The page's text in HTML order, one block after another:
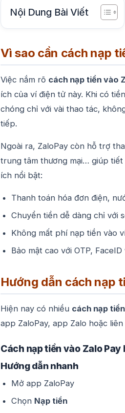
Nội Dung Bài Viết
Vì sao cần cách nạp
Việc nắm rõ cách nạp tiền vào
ích của ví điện tử này. Khi có
chóng chỉ với vài thao tác,
tiếp.
Ngoài ra, ZaloPay còn hỗ trợ
trung tâm thương mại… giúp
ích nổi bật:
Thanh toán hóa đơn điện,
Chuyển tiền dễ dàng chỉ với
Không mất phí nạp tiền vào
Bảo mật cao với OTP,
Hướng dẫn cách nạp
Hiện nay có nhiều cách nạp
app ZaloPay, app Zalo hoặc
Cách nạp tiền vào Zalo
Hướng dẫn nhanh
Mở app ZaloPay
Chọn Nạp tiền